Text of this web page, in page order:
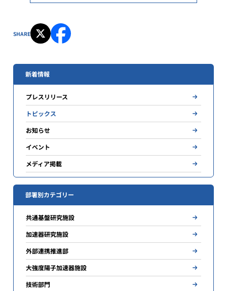
SHARE
新着情報
プレスリリース
トピックス
お知らせ
イベント
メディア掲載
部署別カテゴリー
共通基盤研究施設
加速器研究施設
外部連携推進部
大強度陽子加速器施設
技術部門